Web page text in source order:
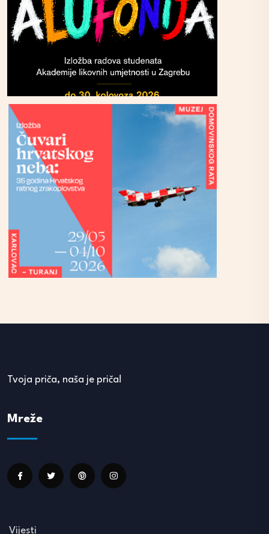
Tvoja priča, naša je priča!
Mreže
Vijesti